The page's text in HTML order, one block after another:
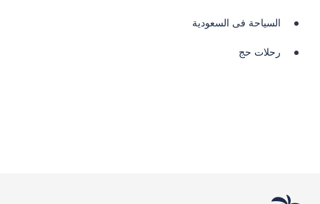
السياحة فى السعودية
رحلات حج